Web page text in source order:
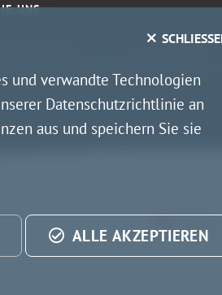
SCHLIESSEN
und verwandte Technologien
Datenschutzrichtlinie an
aus und speichern Sie sie
ALLE AKZEPTIEREN
UNS